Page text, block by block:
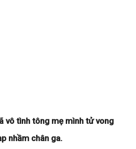
vô tình tông mẹ mình tử vong
nhầm chân ga.